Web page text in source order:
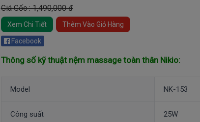
Giá Gốc : 1,490,000 đ
Xem Chi Tiết Thêm Vào Giỏ Hàng
Facebook
Thông số kỹ thuật nệm massage toàn thân Nikio:
Model NK-153
Công suất 25W